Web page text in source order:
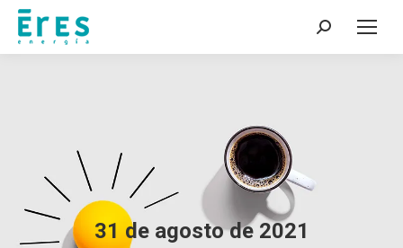
Buscar:
31 de agosto de 2021